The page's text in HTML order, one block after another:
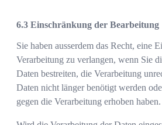
Einschränkung der Bearbeitung
Sie haben ausserdem das Recht, eine
Verarbeitung zu verlangen, wenn Sie
Daten bestreiten, die Verarbeitung
Daten nicht länger benötigt werden
gegen die Verarbeitung erhoben haben.